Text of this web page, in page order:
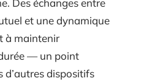
Des échanges entre
et une dynamique
à maintenir
— un point
d’autres dispositifs